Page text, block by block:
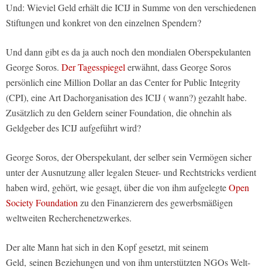
Und: Wieviel Geld erhält die ICIJ in Summe von den verschiedenen
Stiftungen und konkret von den einzelnen Spendern?
Und dann gibt es da ja auch noch den mondialen Oberspekulanten
George Soros. Der Tagesspiegel erwähnt, dass George Soros
persönlich eine Million Dollar an das Center for Public Integrity
(CPI), eine Art Dachorganisation des ICIJ ( wann?) gezahlt habe.
Zusätzlich zu den Geldern seiner Foundation, die ohnehin als
Geldgeber des ICIJ aufgeführt wird?
George Soros, der Oberspekulant, der selber sein Vermögen sicher
unter der Ausnutzung aller legalen Steuer- und Rechtstricks verdient
haben wird, gehört, wie gesagt, über die von ihm aufgelegteOpen
Society Foundation zu den Finanzierern des gewerbsmäßigen
weltweiten Recherchenetzwerkes.
Der alte Mann hat sich in den Kopf gesetzt, mit seinem
Geld, seinen Beziehungen und von ihm unterstützten NGOs Welt-